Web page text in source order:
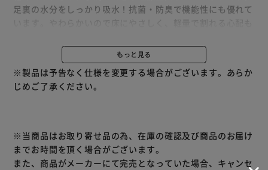
足裏の水分をしっかり吸水！抗菌・防臭で機能性にも優れて
珪藻土を配合しているので吸水性にも優れ、アスベスト不使
用で安心してお使いいただけます。硬い珪藻土マットとは違
い、珪藻土入りやわらかバスマットは足元がひんやりせず、
季節を問わず快適にお使いいただけます。
収納できるのも嬉しいポイント。
もっと見る
※製品は予告なく仕様を変更する場合がございます。あらか
じめご了承ください。
※当商品はお取り寄せ品の為、在庫の確認及び商品のお届け
までお時間を頂く場合がございます。
また、商品がメーカーにて完売となっていた場合、キャンセ